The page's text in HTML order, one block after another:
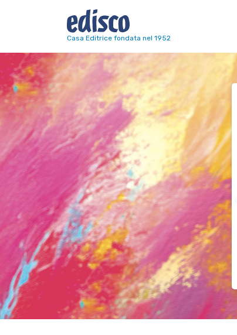
Navigazione principale
Casa Editrice fondata nel 1952